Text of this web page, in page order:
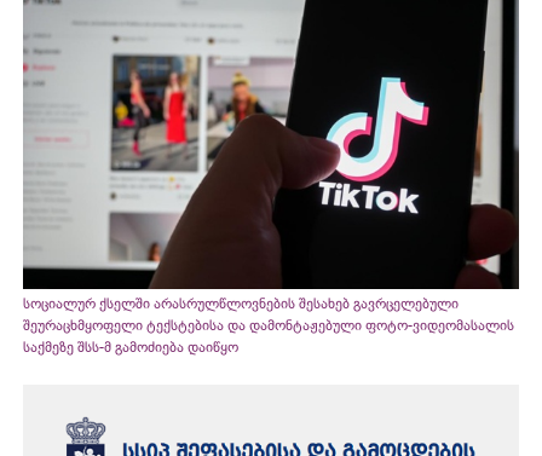
სოციალურ ქსელში არასრულწლოვნების შესახებ გავრცელებული
შეურაცხმყოფელი ტექსტებისა და დამონტაჟებული ფოტო-ვიდეომასალის
საქმეზე შსს-მ გამოძიება დაიწყო